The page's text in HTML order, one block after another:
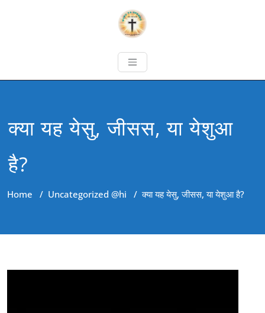
क्या यह येसु, जीसस, या येशुआ
है?
Home / Uncategorized @hi /क्या यह येसु, जीसस, या येशुआ है?